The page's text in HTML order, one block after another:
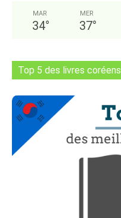
MAR
34°
MER
37°
Top 5 des livres coréens